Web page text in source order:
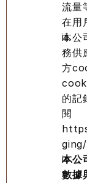
流量
在用
本公
務供
方
的記
閱
本公
數據